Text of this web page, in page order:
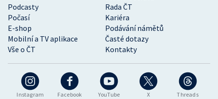
Instagram Facebook YouTube X Threads
Podcasty
Rada ČT
Počasí
Kariéra
E-shop
Podávání námětů
Mobilní a TV aplikace
Časté dotazy
Vše o ČT
Kontakty